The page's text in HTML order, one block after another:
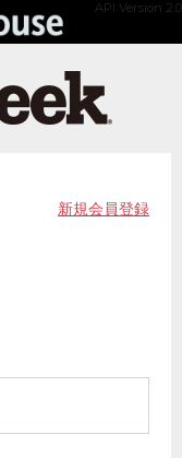
API Version 2.0
新規会員登録